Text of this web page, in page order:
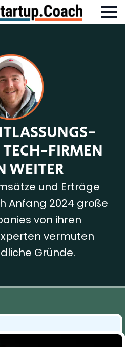
W
FIRMEN G
und Erträge
Anfang 2024 große
von ihren
vermuten
Gründe.